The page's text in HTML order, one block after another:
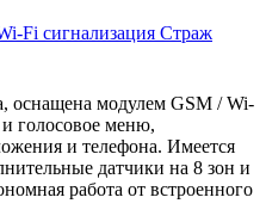
Fi сигнализация Страж
оснащена модулем GSM / Wi-
голосовое меню,
и телефона. Имеется
датчики на 8 зон и
работа от встроенного